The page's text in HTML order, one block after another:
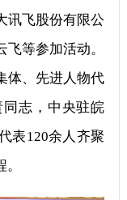
讯飞股份有限公
等参加活动。
体、先进人物代
志，中央驻皖
表120余人齐聚